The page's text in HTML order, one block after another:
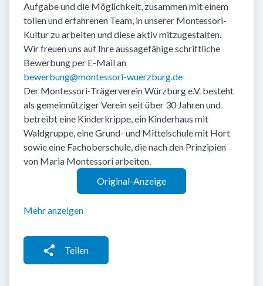
Aufgabe und die Möglichkeit, zusammen mit einem
tollen und erfahrenen Team, in unserer Montessori-
Kultur zu arbeiten und diese aktiv mitzugestalten.
Wir freuen uns auf Ihre aussagefähige schriftliche
Bewerbung per E-Mail an
bewerbung@montessori-wuerzburg.de
Der Montessori-Trägerverein Würzburg e.V. besteht
als gemeinnütziger Verein seit über 30 Jahren und
betreibt eine Kinderkrippe, ein Kinderhaus mit
Waldgruppe, eine Grund- und Mittelschule mit Hort
sowie eine Fachoberschule, die nach den Prinzipien
von Maria Montessori arbeiten.
Original-Anzeige
Mehr anzeigen
Teilen